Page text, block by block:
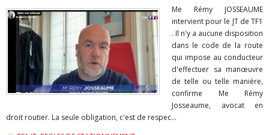
Me Rémy JOSSEAUME
intervient pour le JT de TF1
. Il n'y a aucune disposition
dans le code de la route
qui impose au conducteur
d'effectuer sa manœuvre
de telle ou telle manière,
confirme Me Rémy
Josseaume, avocat en
droit routier. La seule obligation, c'est de respec...